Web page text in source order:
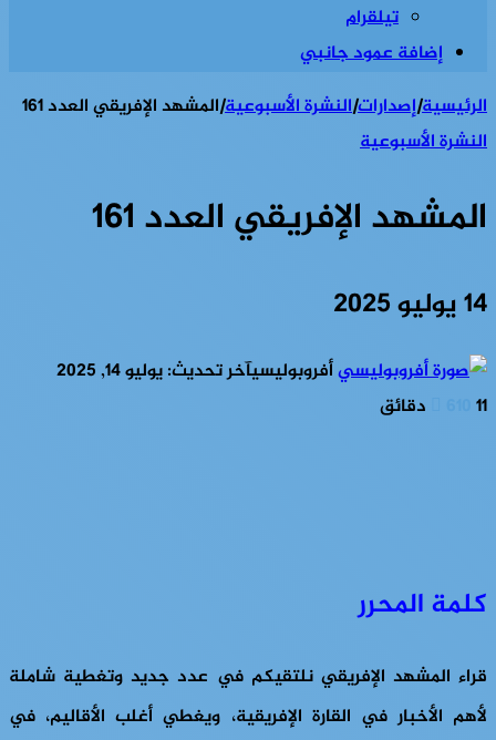
تيلقرام
إضافة عمود جانبي
الرئيسية|إصدارات|النشرة الأسبوعية|المشهد الإفريقي العدد 161
النشرة الأسبوعية
المشهد الإفريقي العدد 161
14 يوليو 2025
أفروبوليسيآخر تحديث: يوليو 14, 2025
11 دقائق
كلمة المحرر
قراء المشهد الإفريقي نلتقيكم في عدد جديد وتغطية شاملة
لأهم الأخبار في القارة الإفريقية، ويغطي أغلب الأقاليم، في